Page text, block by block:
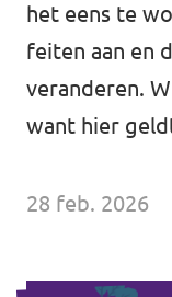
Vacatures
het eens te
feiten aan en
veranderen.
want hier
28 feb. 2026